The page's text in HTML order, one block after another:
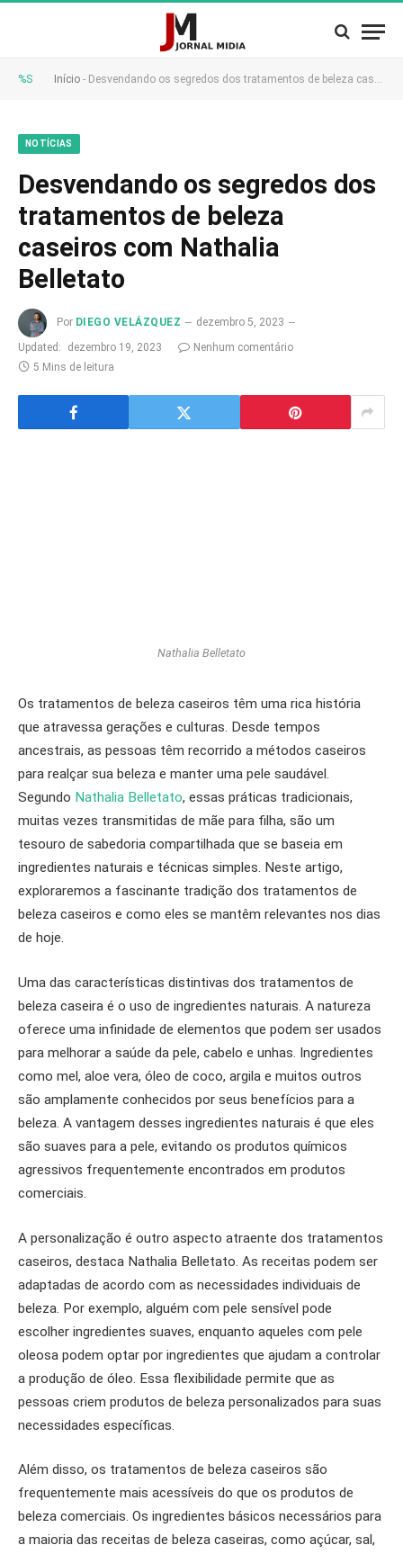
%S Início - Desvendando os segredos dos tratamentos de beleza caseiros com Nathalia Belletato
NOTÍCIAS
Desvendando os segredos dos
tratamentos de beleza
caseiros com Nathalia
Belletato
Por DIEGO VELÁZQUEZ
dezembro 5, 2023
Updated:
dezembro 19, 2023
Nenhum comentário
5 Mins de leitura
Nathalia Belletato
Os tratamentos de beleza caseiros têm uma rica história
que atravessa gerações e culturas. Desde tempos
ancestrais, as pessoas têm recorrido a métodos caseiros
para realçar sua beleza e manter uma pele saudável.
Segundo Nathalia Belletato, essas práticas tradicionais,
muitas vezes transmitidas de mãe para filha, são um
tesouro de sabedoria compartilhada que se baseia em
ingredientes naturais e técnicas simples. Neste artigo,
exploraremos a fascinante tradição dos tratamentos de
beleza caseiros e como eles se mantêm relevantes nos dias
de hoje.
Uma das características distintivas dos tratamentos de
beleza caseira é o uso de ingredientes naturais. A natureza
oferece uma infinidade de elementos que podem ser usados ​​
para melhorar a saúde da pele, cabelo e unhas. Ingredientes
como mel, aloe vera, óleo de coco, argila e muitos outros
são amplamente conhecidos por seus benefícios para a
beleza. A vantagem desses ingredientes naturais é que eles
são suaves para a pele, evitando os produtos químicos
agressivos frequentemente encontrados em produtos
comerciais.
A personalização é outro aspecto atraente dos tratamentos
caseiros, destaca Nathalia Belletato. As receitas podem ser
adaptadas de acordo com as necessidades individuais de
beleza. Por exemplo, alguém com pele sensível pode
escolher ingredientes suaves, enquanto aqueles com pele
oleosa podem optar por ingredientes que ajudam a controlar
a produção de óleo. Essa flexibilidade permite que as
pessoas criem produtos de beleza personalizados para suas
necessidades específicas.
Além disso, os tratamentos de beleza caseiros são
frequentemente mais acessíveis do que os produtos de
beleza comerciais. Os ingredientes básicos necessários para
a maioria das receitas de beleza caseiras, como açúcar, sal,